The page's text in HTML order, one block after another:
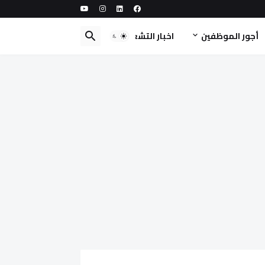
أجور الموظفين اخبار التشغيل